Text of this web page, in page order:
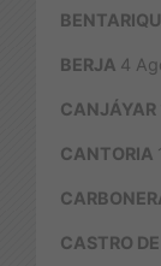
BERJA 4
CANJÁYAR
CANTORIA
CASTRO